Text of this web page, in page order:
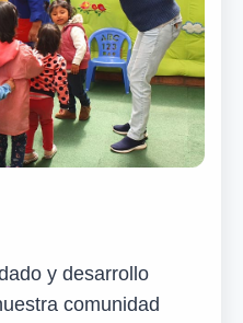
y desarrollo
comunidad